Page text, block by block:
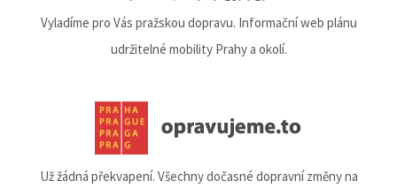
Vyladíme pro Vás pražskou dopravu. Informační web plánu
udržitelné mobility Prahy a okolí.
Už žádná překvapení. Všechny dočasné dopravní změny na